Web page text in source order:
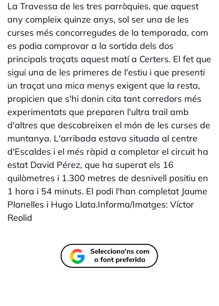
La Travessa de les tres parròquies, que aquest
any compleix quinze anys, sol ser una de les
curses més concorregudes de la temporada, com
es podia comprovar a la sortida dels dos
principals traçats aquest matí a Certers. El fet que
sigui una de les primeres de l'estiu i que presenti
un traçat una mica menys exigent que la resta,
propicien que s'hi donin cita tant corredors més
experimentats que preparen l'ultra trail amb
d'altres que descobreixen el món de les curses de
muntanya. L'arribada estava situada al centre
d'Escaldes i el més ràpid a completar el circuit ha
estat David Pérez, que ha superat els 16
quilòmetres i 1.300 metres de desnivell positiu en
1 hora i 54 minuts. El podi l'han completat Jaume
Planelles i Hugo Llata.Informa/Imatges: Víctor
Reolid